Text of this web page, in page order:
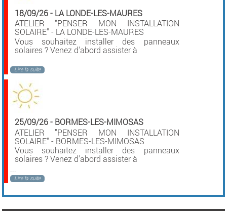
18/09/26- LA LONDE-LES-MAURES
ATELIER "PENSER MON INSTALLATION
SOLAIRE" - LA LONDE-LES-MAURES
Vous souhaitez installer des panneaux
solaires ? Venez d'abord assister à
Lire la suite
25/09/26- BORMES-LES-MIMOSAS
ATELIER "PENSER MON INSTALLATION
SOLAIRE" - BORMES-LES-MIMOSAS
Vous souhaitez installer des panneaux
solaires ? Venez d'abord assister à
...
Lire la suite